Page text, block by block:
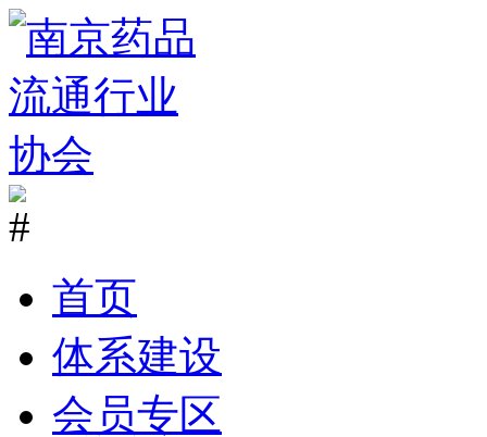
首页
体系建设
会员专区